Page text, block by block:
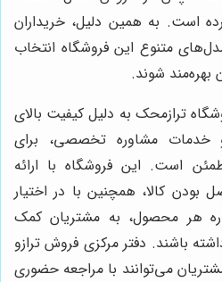
است. به همین دلیل، خریداران
متنوع این فروشگاه انتخاب
شوند.
ترازمحک به دلیل کیفیت بالای
خدمات مشاوره تخصصی، برای
است. این فروشگاه با ارائه
کالا، همچنین با در اختیار
هر محصول، به مشتریان کمک
باشند. دفتر مرکزی فروش ترازو
می‌توانند با مراجعه حضوری